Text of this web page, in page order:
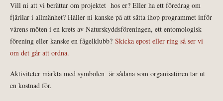
Vill ni att vi berättar om projektet hos er? Eller ha ett föredrag om
fjärilar i allmänhet? Håller ni kanske på att sätta ihop programmet inför
vårens möten i en krets av Naturskyddsföreningen, ett entomologisk
förening eller kanske en fågelklubb? Skicka epost eller ring så ser vi
om det går att ordna.
Aktiviteter märkta med symbolen är sådana som organisatören tar ut
en kostnad för.